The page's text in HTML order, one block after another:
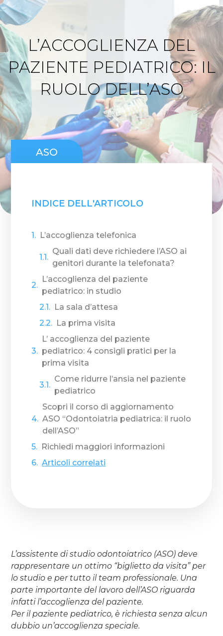
L’ACCOGLIENZA DEL
PAZIENTE PEDIATRICO: IL
RUOLO DELL’ASO
ASO
INDICE DELL'ARTICOLO
L’accoglienza telefonica
Quali dati deve richiedere l’ASO ai
genitori durante la telefonata?
L’accoglienza del paziente
pediatrico: in studio
La sala d’attesa
La prima visita
L’ accoglienza del paziente
pediatrico: 4 consigli pratici per la
prima visita
Come ridurre l’ansia nel paziente
pediatrico
Scopri il corso di aggiornamento
ASO “Odontoiatria pediatrica: il ruolo
dell’ASO”
Richiedi maggiori informazioni
Articoli correlati
L’assistente di studio odontoiatrico (ASO) deve
rappresentare un ottimo “biglietto da visita” per
lo studio e per tutto il team professionale. Una
parte importante del lavoro dell’ASO riguarda
infatti l’accoglienza del paziente.
Per il paziente pediatrico, è richiesta senza alcun
dubbio un’accoglienza speciale.